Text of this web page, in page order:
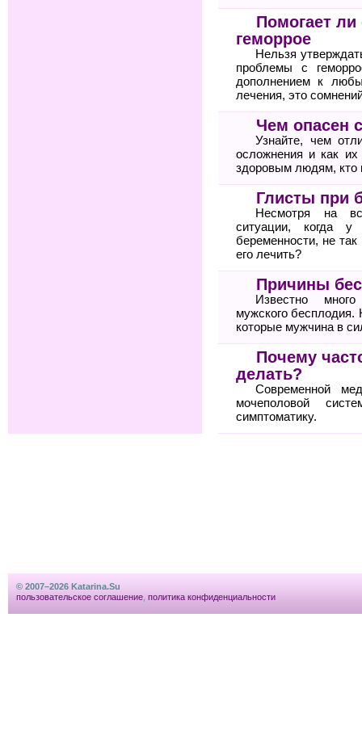
Помогает
геморрое
Нельзя
проблемы с
дополнением к
лечения, это
Чем опасен
Узнайте, чем
осложнения и как
здоровым людям, кто
Глисты при
Несмотря на
ситуации, когда
беременности, не
его лечить?
Причины
Известно
мужского бесплодия.
которые мужчина в
Почему
делать?
Современной
мочеполовой
симптоматику.
© 2007–2026 Katarina.Su
пользовательское соглашение политика конфиденциальности